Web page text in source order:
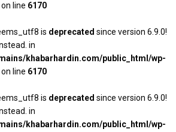
on line 6170
is deprecated since version 6.9.0!
in
khabarhardin.com/public_html/wp-
on line 6170
is deprecated since version 6.9.0!
in
khabarhardin.com/public_html/wp-